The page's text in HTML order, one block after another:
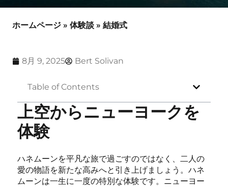
ホームページ » 体験談 » 結婚式
8月 9, 2025 Bert Solivan
Table of Contents
上空からニューヨークを
体験
ハネムーンを平凡な​​旅で過ごすのではなく、二人の
愛の物語を新たな高みへと引き上げましょう。ハネ
ムーンは一生に一度の特別な体験です。ニューヨー